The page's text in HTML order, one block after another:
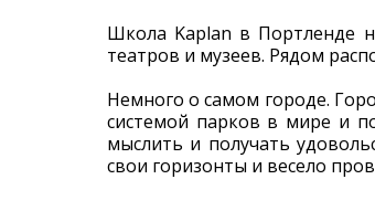
Школа Kaplan в Портленде
театров и музеев. Рядом
Немного о самом городе.
системой парков в мире и
мыслить и получать
свои горизонты и весело